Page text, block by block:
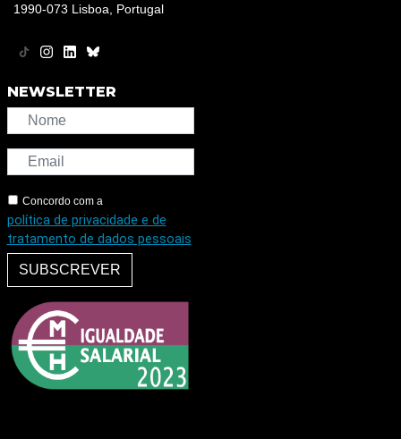
1990-073 Lisboa, Portugal
NEWSLETTER
Concordo com a
política de privacidade e de
tratamento de dados pessoais
SUBSCREVER